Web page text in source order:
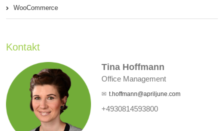
WooCommerce
Kontakt
Tina Hoffmann
Office Management
t.hoffmann@apriljune.com
+4930814593800